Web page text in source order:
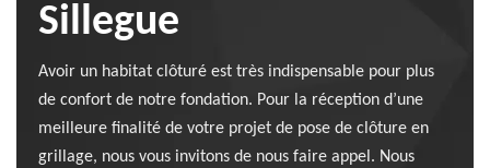
Sillegue
Avoir un habitat clôturé est très indispensable pour plus
de confort de notre fondation. Pour la réception d’une
meilleure finalité de votre projet de pose de clôture en
grillage, nous vous invitons de nous faire appel. Nous